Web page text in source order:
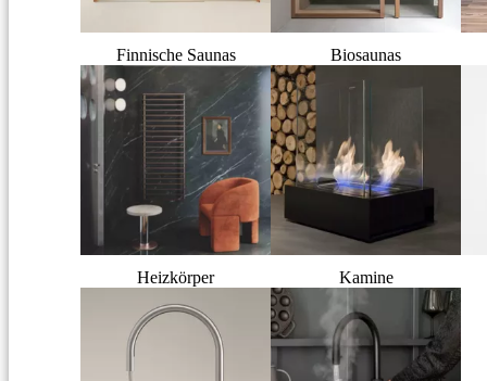
Finnische Saunas Biosaunas
Heizkörper Kamine